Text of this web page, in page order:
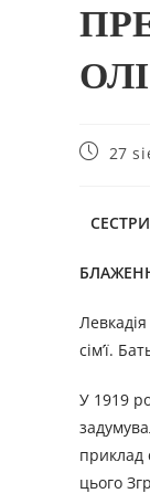
27
сім’ї.
У 1919
приклад
цього